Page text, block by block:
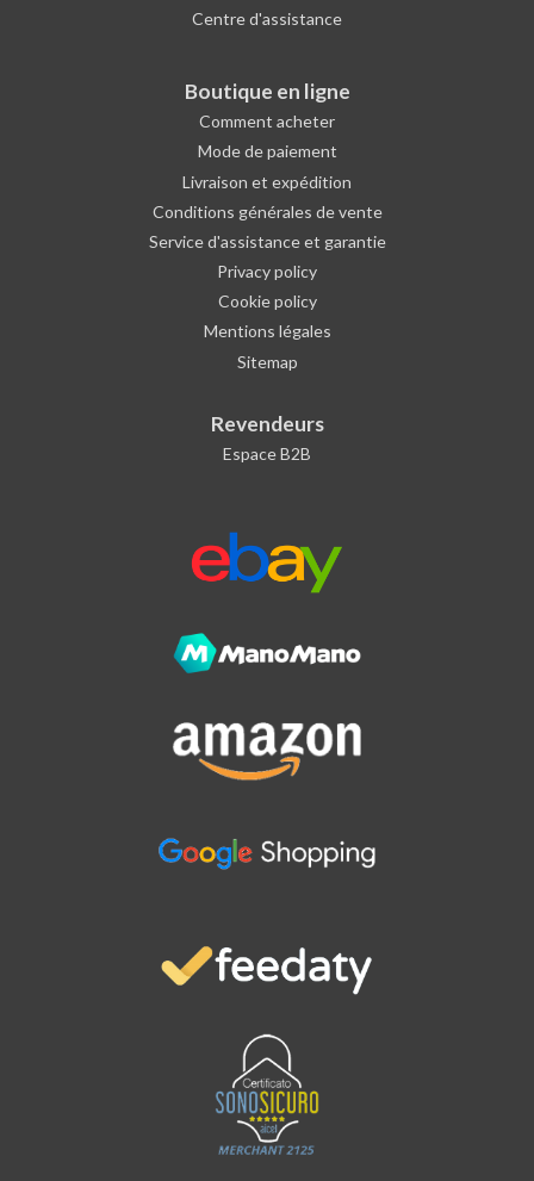
Centre d'assistance
Boutique en ligne
Comment acheter
Mode de paiement
Livraison et expédition
Conditions générales de vente
Service d'assistance et garantie
Privacy policy
Cookie policy
Mentions légales
Sitemap
Revendeurs
Espace B2B